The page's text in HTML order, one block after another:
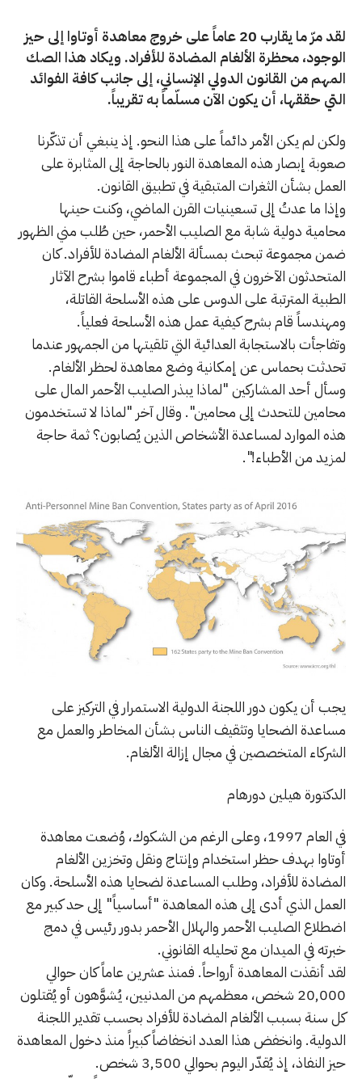
لقد مرّ ما يقارب 20 عاماً على خروج معاهدة أوتاوا إلى حيز
الوجود، محظرة الألغام المضادة للأفراد. ويكاد هذا الصك
المهم من القانون الدولي الإنساني، إلى جانب كافة الفوائد
التي حققها، أن يكون الآن مسلّماً به تقريباً.
ولكن لم يكن الأمر دائماً على هذا النحو. إذ ينبغي أن تذكّرنا
صعوبة إبصار هذه المعاهدة النور بالحاجة إلى المثابرة على
العمل بشأن الثغرات المتبقية في تطبيق القانون.
وإذا ما عدتُ إلى تسعينيات القرن الماضي، وكنت حينها
محامية دولية شابة مع الصليب الأحمر، حين طُلب مني الظهور
ضمن مجموعة تبحث بمسألة الألغام المضادة للأفراد. كان
المتحدثون الآخرون في المجموعة أطباء قاموا بشرح الآثار
الطبية المترتبة على الدوس على هذه الأسلحة القاتلة،
ومهندساً قام بشرح كيفية عمل هذه الأسلحة فعلياً.
وتفاجأت بالاستجابة العدائية التي تلقيتها من الجمهور عندما
تحدثت بحماس عن إمكانية وضع معاهدة لحظر الألغام.
وسأل أحد المشاركين "لماذا يبذر الصليب الأحمر المال على
محامين للتحدث إلى محامين". وقال آخر "لماذا لا تستخدمون
هذه الموارد لمساعدة الأشخاص الذين يُصابون؟ ثمة حاجة
لمزيد من الأطباء!".
يجب أن يكون دور اللجنة الدولية الاستمرار في التركيز على
مساعدة الضحايا وتثقيف الناس بشأن المخاطر والعمل مع
الشركاء المتخصصين في مجال إزالة الألغام.
الدكتورة هيلين دورهام
في العام 1997، وعلى الرغم من الشكوك، وُضعت معاهدة
أوتاوا بهدف حظر استخدام وإنتاج ونقل وتخزين الألغام
المضادة للأفراد، وطلب المساعدة لضحايا هذه الأسلحة. وكان
العمل الذي أدى إلى هذه المعاهدة "أساسياً" إلى حد كبير مع
اضطلاع الصليب الأحمر والهلال الأحمر بدور رئيس في دمج
خبرته في الميدان مع تحليله القانوني.
لقد أنقذت المعاهدة أرواحاً. فمنذ عشرين عاماً كان حوالي
20,000 شخص، معظمهم من المدنيين، يُشوَّهون أو يُقتلون
كل سنة بسبب الألغام المضادة للأفراد بحسب تقدير اللجنة
الدولية. وانخفض هذا العدد انخفاضاً كبيراً منذ دخول المعاهدة
حيز النفاذ، إذ يُقدّر اليوم بحوالي 3,500 شخص.